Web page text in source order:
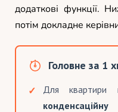
додаткові функції.
потім докладне
Головне за 1
Для квартири